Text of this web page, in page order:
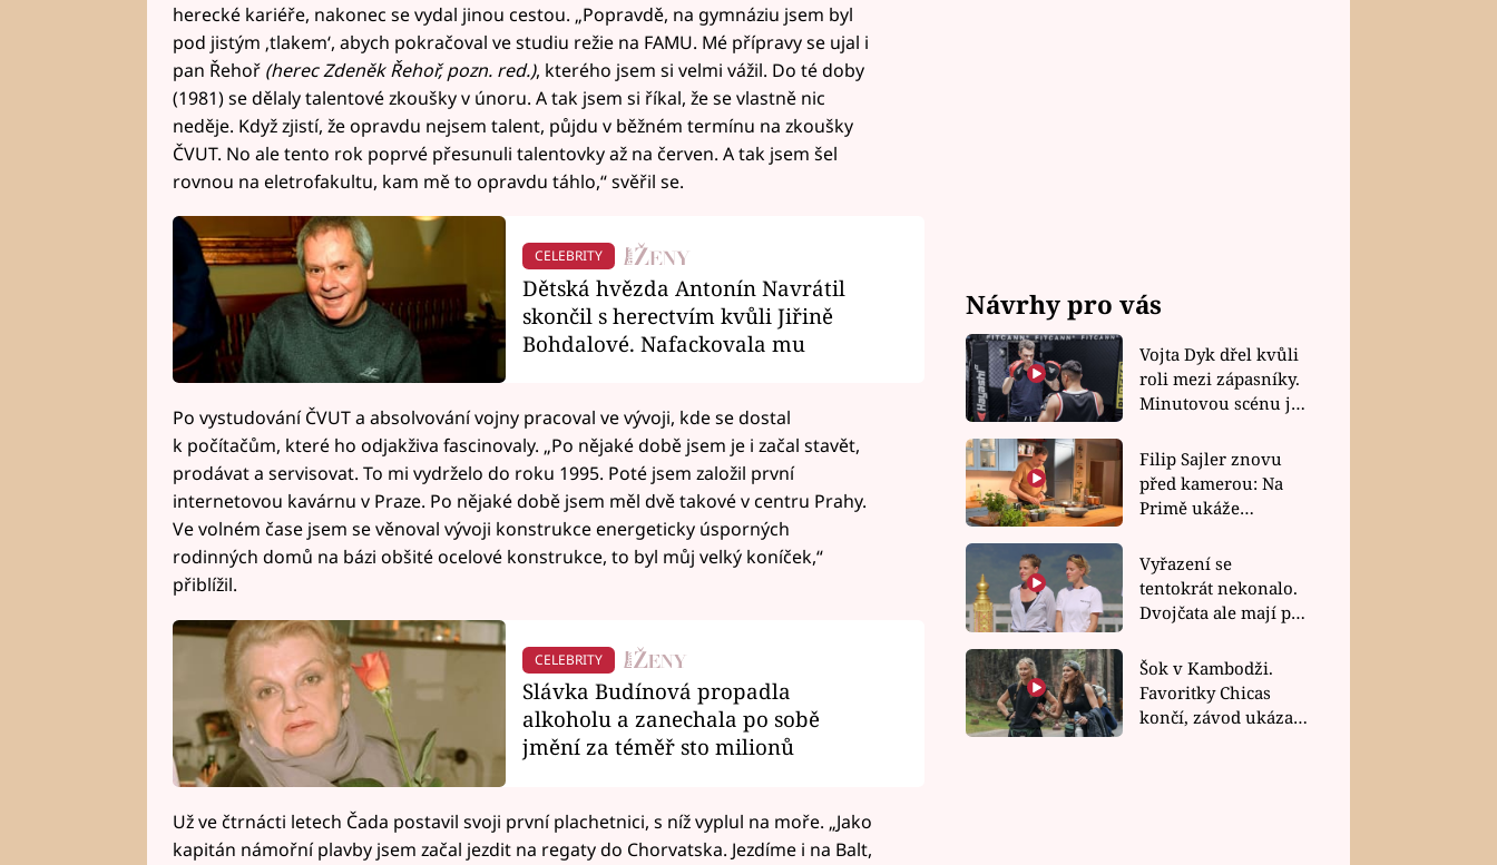
herecké kariéře, nakonec se vydal jinou cestou. „Popravdě, na gymnáziu jsem byl
pod jistým ‚tlakem‘, abych pokračoval ve studiu režie na FAMU. Mé přípravy se ujal i
pan Řehoř (herec Zdeněk Řehoř, pozn. red.), kterého jsem si velmi vážil. Do té doby
(1981) se dělaly talentové zkoušky v únoru. A tak jsem si říkal, že se vlastně nic
neděje. Když zjistí, že opravdu nejsem talent, půjdu v běžném termínu na zkoušky
ČVUT. No ale tento rok poprvé přesunuli talentovky až na červen. A tak jsem šel
rovnou na eletrofakultu, kam mě to opravdu táhlo,“ svěřil se.
CELEBRITY
Dětská hvězda Antonín Navrátil
skončil s herectvím kvůli Jiřině
Bohdalové. Nafackovala mu
Po vystudování ČVUT a absolvování vojny pracoval ve vývoji, kde se dostal
k počítačům, které ho odjakživa fascinovaly. „Po nějaké době jsem je i začal stavět,
prodávat a servisovat. To mi vydrželo do roku 1995. Poté jsem založil první
internetovou kavárnu v Praze. Po nějaké době jsem měl dvě takové v centru Prahy.
Ve volném čase jsem se věnoval vývoji konstrukce energeticky úsporných
rodinných domů na bázi obšité ocelové konstrukce, to byl můj velký koníček,“
přiblížil.
CELEBRITY
Slávka Budínová propadla
alkoholu a zanechala po sobě
jmění za téměř sto milionů
Už ve čtrnácti letech Čada postavil svoji první plachetnici, s níž vyplul na moře. „Jako
kapitán námořní plavby jsem začal jezdit na regaty do Chorvatska. Jezdíme i na Balt,
Návrhy pro vás
Vojta Dyk dřel kvůli
roli mezi zápasníky.
Minutovou scénu jel
Filip Sajler znovu
před kamerou: Na
Primě ukáže
rychlé recepty
Vyřazení se
tentokrát nekonalo.
Dvojčata ale mají po
závodu nůž na krku
Šok v Kambodži.
Favoritky Chicas
končí, závod ukázal